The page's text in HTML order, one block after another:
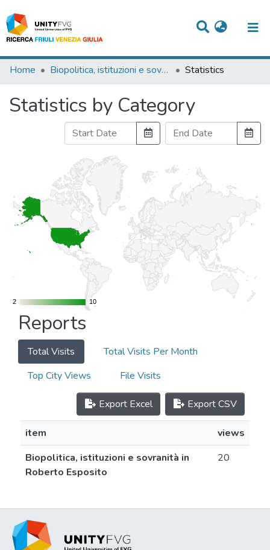
Titles
People
Home Biopolitica, istituzioni e sovranità in Roberto Esposito Statistics
Statistics by Category
2
2 10
10
Reports
Total Visits
Total Visits Per Month
Top City Views
File Visits
Export Excel Export CSV
item
views
Biopolitica, istituzioni e sovranità in
Roberto Esposito
20